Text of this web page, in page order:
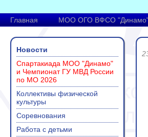
Главная МОО ОГО ВФСО
Новости
Спартакиада МОО "Динамо"
и Чемпионат ГУ МВД России
по МО 2026
Коллективы физической
культуры
Соревнования
Работа с детьми